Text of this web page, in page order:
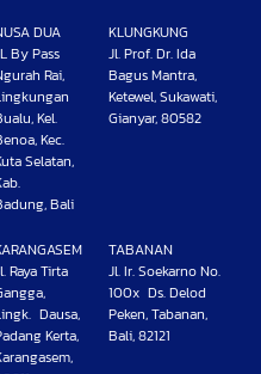
DUA
By Pass
Rai,
Kel.
Kec.
Selatan,
Bali
KLUNGKUNG
Jl. Prof. Dr. Ida
Bagus Mantra,
Ketewel, Sukawati,
Gianyar, 80582
Raya Tirta
Dausa,
Kerta,
TABANAN
Jl. Ir. Soekarno No.
100x Ds. Delod
Peken, Tabanan,
Bali, 82121